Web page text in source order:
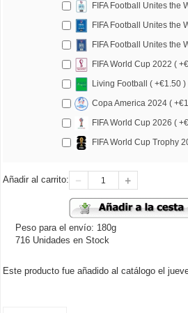
FIFA Football Unites the
FIFA Football Unites the
FIFA Football Unites the
FIFA World Cup 2022 (
Living Football ( +€1.50 )
Copa America 2024 (
FIFA World Cup 2026 (
FIFA World Cup Trophy
Añadir al carrito:
Peso para el envío: 180g
716 Unidades en Stock
Este producto fue añadido al catálogo el